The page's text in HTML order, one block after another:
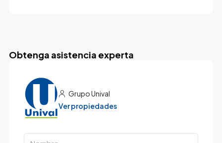
Obtenga asistencia experta
Grupo Unival
Ver propiedades